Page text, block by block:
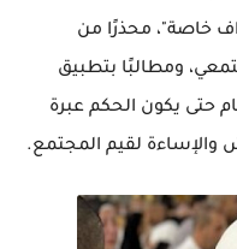
خاصة"، محذرًا من
ومطالبًا بتطبيق
حتى يكون الحكم عبرة
لقيم المجتمع.